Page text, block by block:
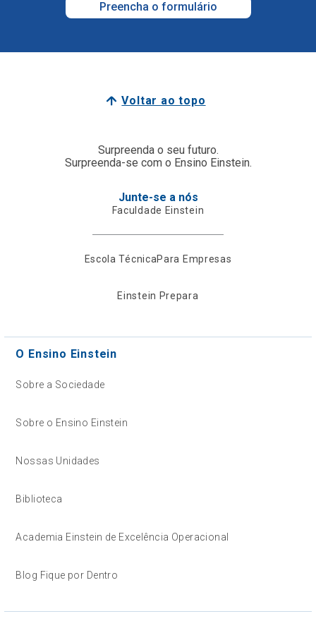
Preencha o formulário
Voltar ao topo
Surpreenda o seu futuro.
Surpreenda-se com o Ensino Einstein.
Junte-se a nós
Faculdade Einstein
Escola TécnicaPara Empresas
Einstein Prepara
O Ensino Einstein
Sobre a Sociedade
Sobre o Ensino Einstein
Nossas Unidades
Biblioteca
Academia Einstein de Excelência Operacional
Blog Fique por Dentro